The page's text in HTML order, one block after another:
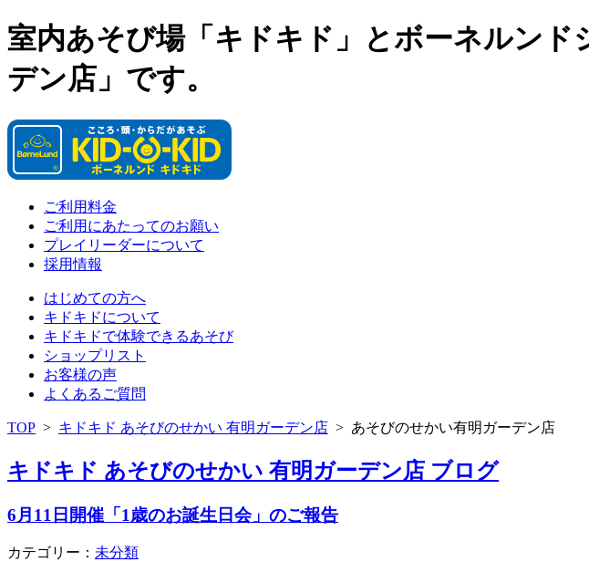
室内あそび場「キドキド」とボーネルン
デン店」です。
ご利用料金
ご利用にあたってのお願い
プレイリーダーについて
採用情報
はじめての方へ
キドキドについて
キドキドで体験できるあそび
ショップリスト
お客様の声
よくあるご質問
TOP > キドキド あそびのせかい 有明ガーデン店 > あそびのせかい有明ガーデン店
キドキド あそびのせかい 有明ガーデン店 ブログ
6月11日開催「1歳のお誕生日会」のご報告
カテゴリー： 未分類